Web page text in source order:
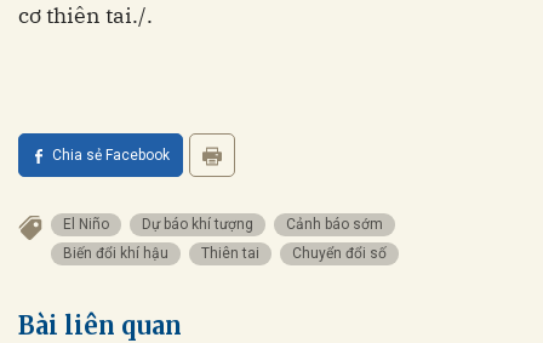
cơ thiên tai./.
Chia sẻ Facebook
El Niño Dự báo khí tượng
Cảnh báo sớm
Biến đổi khí hậu
Thiên tai Chuyển đổi số
Bài liên quan